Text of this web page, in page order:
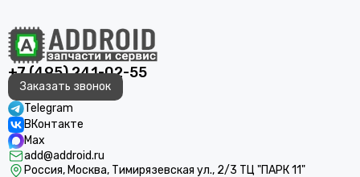
+7 (495) 241-02-55
Заказать звонок
Telegram
ВКонтакте
Max
add@addroid.ru
Россия, Москва, Тимирязевская ул., 2/3 ТЦ "ПАРК 11"